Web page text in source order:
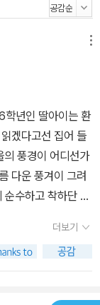
학년인 딸아이는 환
겠다고선 집어 들
풍경이 어디선가
다운 풍겨이 그려
수하고 착하단 말
우리를 살게 만든
방울이 더위와 일
려나 보다.
더보기